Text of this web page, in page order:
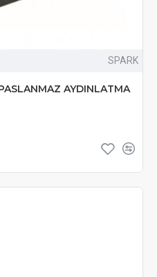
SPARK
AYDINLATMA